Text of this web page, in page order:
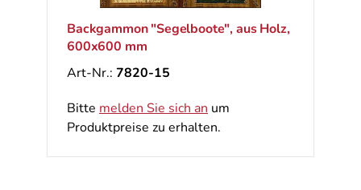
Backgammon "Segelboote", aus Holz,
600x600 mm
Art-Nr.: 7820-15
Bitte melden Sie sich an um
Produktpreise zu erhalten.